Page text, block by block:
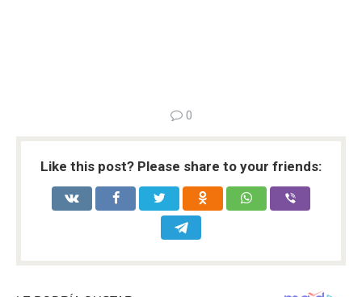
0
Like this post? Please share to your friends: